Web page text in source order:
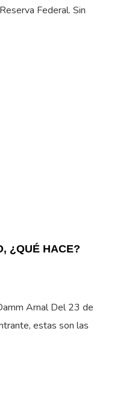
Federal. Sin
¿QUÉ HACE?
Arnal Del 23 de
estas son las